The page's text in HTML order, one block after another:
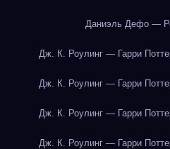
Даниэль Дефо —
Дж. К. Роулинг — Гарри
Дж. К. Роулинг — Гарри
Дж. К. Роулинг — Гарри
Дж. К. Роулинг — Гарри